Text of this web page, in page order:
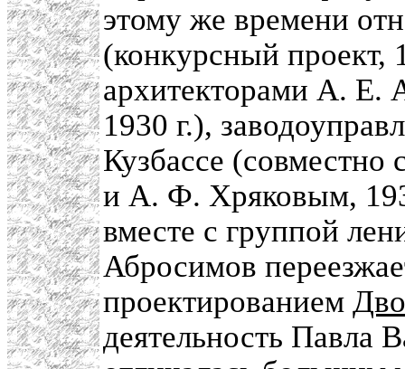
этому же времени
(конкурсный проект,
архитекторами А.
1930 г.),
Кузбассе
и А. Ф. Хряковым,
вместе с группой
Абросимов
проектированием
деятельность Павла